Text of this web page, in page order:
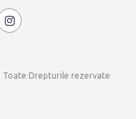
Toate Drepturile rezervate